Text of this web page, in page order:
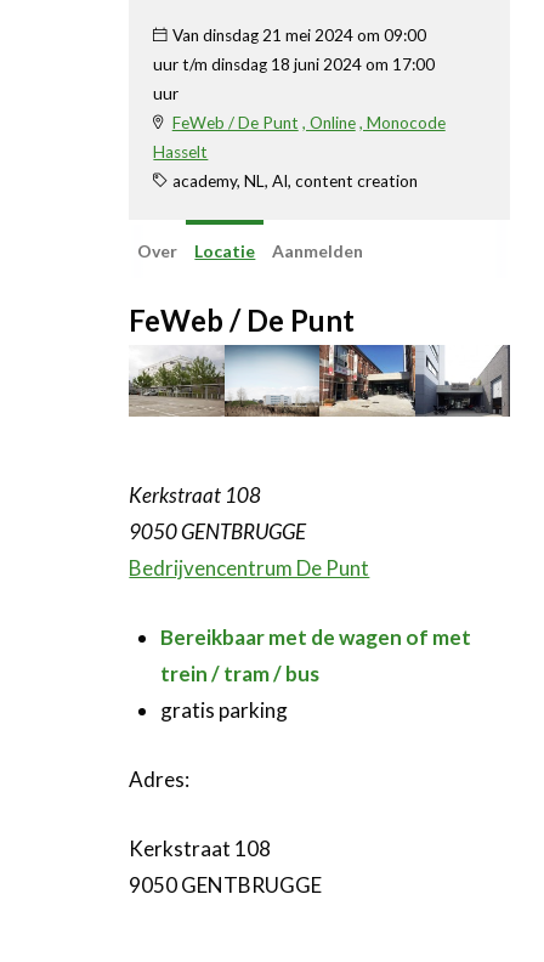
Van dinsdag 21 mei 2024 om 09:00
uur t/m dinsdag 18 juni 2024 om 17:00
uur
FeWeb / De Punt , Online , Monocode
Hasselt
academy, NL, AI, content creation
Over Locatie Aanmelden
FeWeb / De Punt
Kerkstraat 108
9050 GENTBRUGGE
Bedrijvencentrum De Punt
Bereikbaar met de wagen of met
trein / tram / bus
gratis parking
Adres:
Kerkstraat 108
9050 GENTBRUGGE